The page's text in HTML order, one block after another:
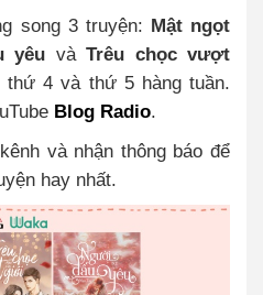
song 3 truyện: Mật ngọt
yêu và Trêu chọc vượt
4 và thứ 5 hàng tuần.
Blog Radio.
và nhận thông báo để
hay nhất.